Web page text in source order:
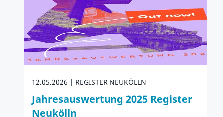
12.05.2026 REGISTER NEUKÖLLN
Jahresauswertung 2025 Register
Neukölln